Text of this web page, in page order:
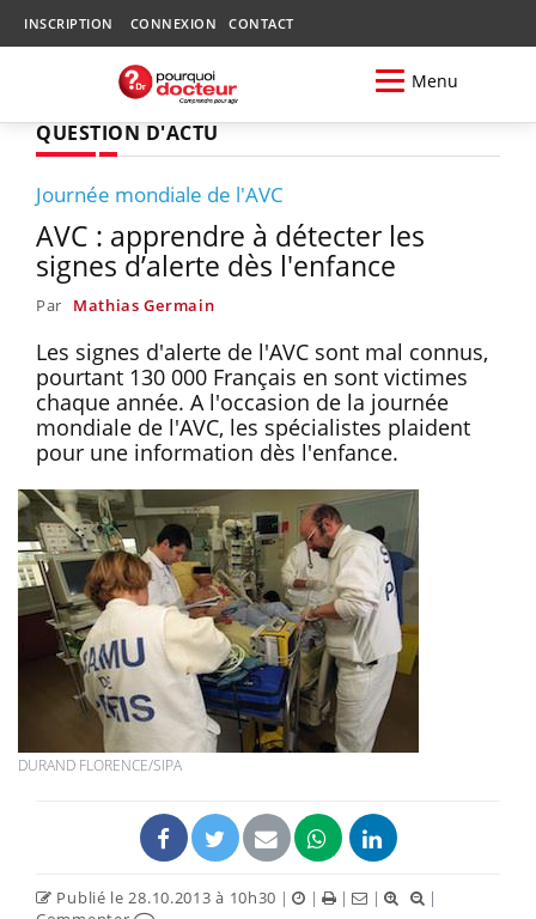
INSCRIPTION CONNEXION CONTACT
Menu
QUESTION D'ACTU
Journée mondiale de l'AVC
AVC : apprendre à détecter les
signes d’alerte dès l'enfance
Par Mathias Germain
Les signes d'alerte de l'AVC sont mal connus,
pourtant 130 000 Français en sont victimes
chaque année. A l'occasion de la journée
mondiale de l'AVC, les spécialistes plaident
pour une information dès l'enfance.
DURAND FLORENCE/SIPA
Publié le 28.10.2013 à 10h30 | | | |
|